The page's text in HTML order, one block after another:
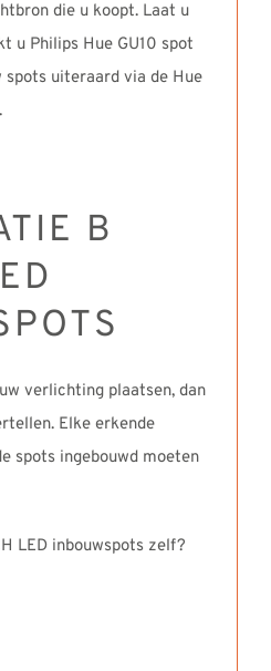
die u koopt. Laat u
u Philips Hue GU10 spot
spots uiteraard via de Hue
B
verlichting plaatsen, dan
Elke erkende
spots ingebouwd moeten
LED inbouwspots zelf?